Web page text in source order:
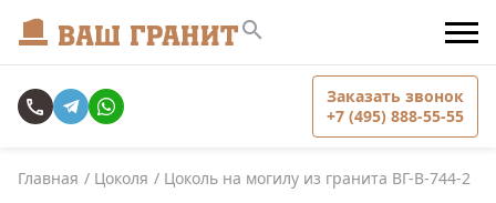
Заказать звонок
+7 (495) 888-55-55
Главная Цоколя Цоколь на могилу из гранита ВГ-В-744-2